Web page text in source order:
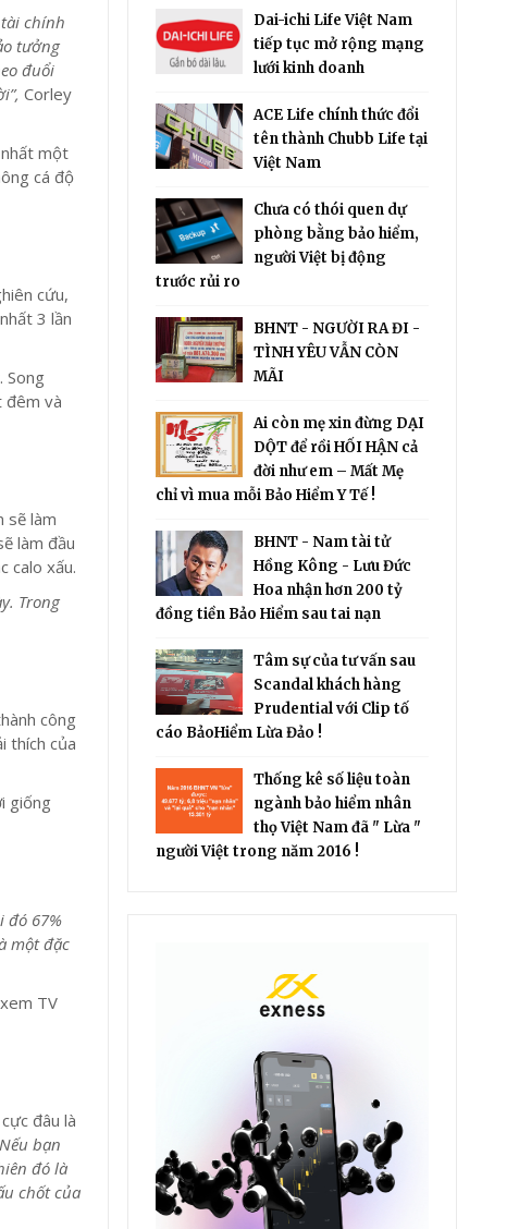
chính
tưởng
đuổi
Corley
một
cá độ
cứu,
3 lần
Song
đêm và
sẽ làm
làm đầu
calo xấu.
Trong
công
thích của
giống
đó 67%
một đặc
TV
đâu là
bạn
đó là
chốt của
Dai-ichi Life Việt Nam
tiếp tục mở rộng mạng
lưới kinh doanh
ACE Life chính thức đổi
tên thành Chubb Life tại
Việt Nam
Chưa có thói quen dự
phòng bằng bảo hiểm,
người Việt bị động
trước rủi ro
BHNT - NGƯỜI RA ĐI -
TÌNH YÊU VẪN CÒN
MÃI
Ai còn mẹ xin đừng DẠI
DỘT để rồi HỐI HẬN cả
đời như em – Mất Mẹ
chỉ vì mua mỗi Bảo Hiểm Y Tế !
BHNT - Nam tài tử
Hồng Kông - Lưu Đức
Hoa nhận hơn 200 tỷ
đồng tiền Bảo Hiểm sau tai nạn
Tâm sự của tư vấn sau
Scandal khách hàng
Prudential với Clip tố
cáo BảoHiểm Lừa Đảo !
Thống kê số liệu toàn
ngành bảo hiểm nhân
thọ Việt Nam đã " Lừa "
người Việt trong năm 2016 !